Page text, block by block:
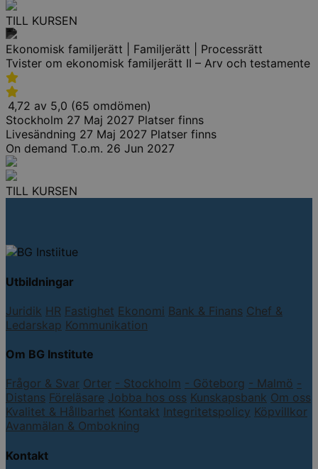
TILL KURSEN
Ekonomisk familjerätt | Familjerätt | Processrätt
Tvister om ekonomisk familjerätt II – Arv och testamente
4,72 av 5,0 (65 omdömen)
Stockholm 27 Maj 2027 Platser finns
Livesändning 27 Maj 2027 Platser finns
On demand T.o.m. 26 Jun 2027
TILL KURSEN
Utbildningar
Juridik HR Fastighet Ekonomi Bank & Finans Chef &
Ledarskap Kommunikation
Om BG Institute
Frågor & Svar Orter - Stockholm - Göteborg - Malmö -
Distans Föreläsare Jobba hos oss Kunskapsbank Om oss
Kvalitet & Hållbarhet Kontakt Integritetspolicy Köpvillkor
Avanmälan & Ombokning
Kontakt